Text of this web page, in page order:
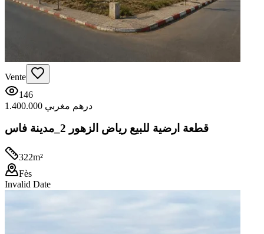
Vente
146
1.400.000 درهم مغربي
قطعة ارضية للبيع رياض الزهور 2_مدينة فاس
322m²
Fès
Invalid Date